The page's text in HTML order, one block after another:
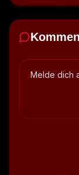
Melde dich